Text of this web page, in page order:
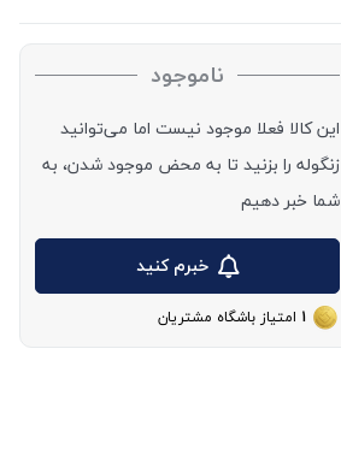
ناموجود
این کالا فعلا موجود نیست اما می‌توانید
زنگوله را بزنید تا به محض موجود شدن، به
شما خبر دهیم
خبرم کنید
1 امتیاز باشگاه مشتریان